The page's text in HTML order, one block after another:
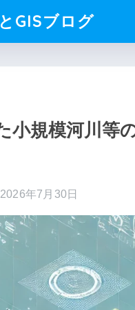
GISブログ
小規模河川等
2026年7月30日